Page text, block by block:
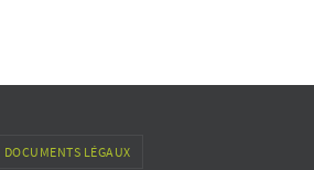
DOCUMENTS LÉGAUX